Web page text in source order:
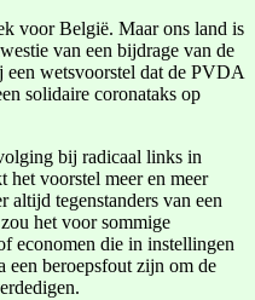
voor België. Maar ons land is
van een bijdrage van de
wetsvoorstel dat de PVDA
solidaire coronataks op
bij radicaal links in
het voorstel meer en meer
tegenstanders van een
het voor sommige
economen die in instellingen
een beroepsfout zijn om de